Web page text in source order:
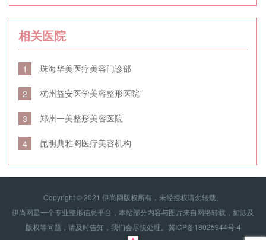
相关医院
1 珠海华美医疗美容门诊部
2 杭州益安医学美容整形医院
3 郑州一美整形美容医院
4 昆明典雅阁医疗美容机构
Copyright © 2021 伊尚网版权所有，未经授权请勿转载。
伊尚网是一个专业整形信息平台，本站部分内容与图片来自网络转载，如涉及
版权等问题，请及时告知，我们会尽快处理。 冀ICP备18025944号-4